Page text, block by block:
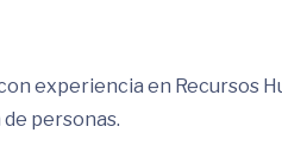
experiencia en Recursos
personas.